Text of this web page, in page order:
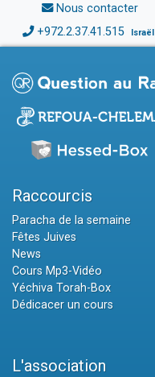
Nous contacter
+972.2.37.41.515 Israël
Raccourcis
Paracha de la semaine
Fêtes Juives
News
Cours Mp3-Vidéo
Yéchiva Torah-Box
Dédicacer un cours
L'association